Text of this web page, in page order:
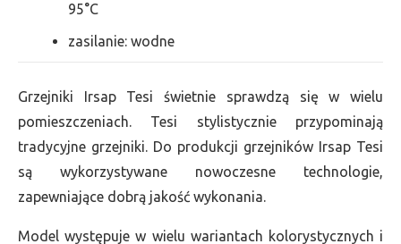
95°C
zasilanie: wodne
Grzejniki Irsap Tesi świetnie sprawdzą się w wielu
pomieszczeniach. Tesi stylistycznie przypominają
tradycyjne grzejniki. Do produkcji grzejników Irsap Tesi
są wykorzystywane nowoczesne technologie,
zapewniające dobrą jakość wykonania.
Model występuje w wielu wariantach kolorystycznych i